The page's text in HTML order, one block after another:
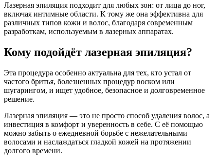
Лазерная эпиляция подходит для любых зон: от лица до ног,
включая интимные области. К тому же она эффективна для
различных типов кожи и волос, благодаря современным
разработкам, используемым в лазерных аппаратах.
Кому подойдёт лазерная эпиляция?
Эта процедура особенно актуальна для тех, кто устал от
частого бритья, болезненных процедур воском или
шугарингом, и ищет удобное, безопасное и долговременное
решение.
Лазерная эпиляция — это не просто способ удаления волос, а
инвестиция в комфорт и уверенность в себе. С её помощью
можно забыть о ежедневной борьбе с нежелательными
волосами и наслаждаться гладкой кожей на протяжении
долгого времени.